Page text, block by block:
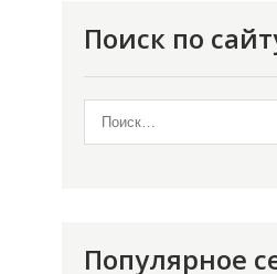
Поиск по
Популярное